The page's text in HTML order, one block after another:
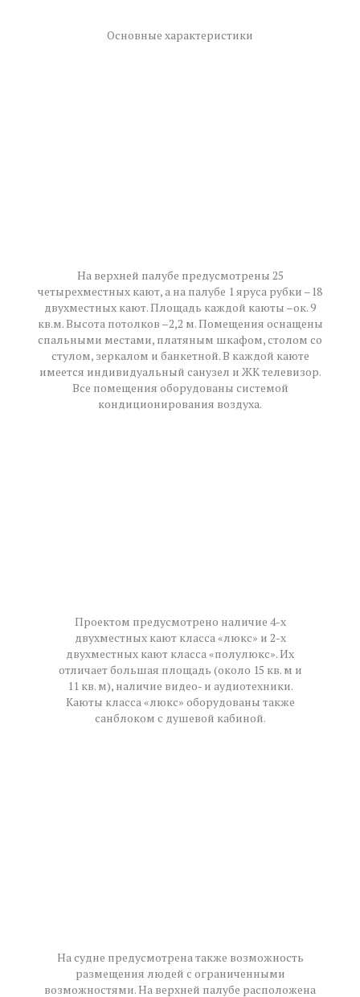
Основные характеристики
На верхней палубе предусмотрены 25
четырехместных кают, а на палубе 1 яруса рубки –18
двухместных кают. Площадь каждой каюты –ок. 9
кв.м. Высота потолков –2,2 м. Помещения оснащены
спальными местами, платяным шкафом, столом со
стулом, зеркалом и банкетной. В каждой каюте
имеется индивидуальный санузел и ЖК телевизор.
Все помещения оборудованы системой
кондиционирования воздуха.
Проектом предусмотрено наличие 4-х
двухместных кают класса «люкс» и 2-х
двухместных кают класса «полулюкс». Их
отличает большая площадь (около 15 кв. м и
11 кв. м), наличие видео- и аудиотехники.
Каюты класса «люкс» оборудованы также
санблоком с душевой кабиной.
На судне предусмотрена также возможность
размещения людей с ограниченными
возможностями. На верхней палубе расположена